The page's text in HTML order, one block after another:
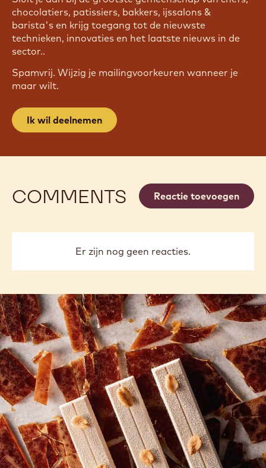
chocolatiers, patissiers, bakkers, ijssalons &
barista's en krijg toegang tot de nieuwste
technieken, innovaties en het laatste nieuws in de
sector..
Spamvrij. Wijzig je mailingvoorkeuren wanneer je
maar wilt.
Ik wil deelnemen
COMMENTS Reactie toevoegen
Er zijn nog geen reacties.